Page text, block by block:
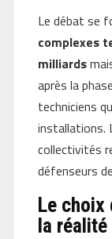
Le débat se
complexes
milliards
après la
techniciens
installations.
collectivités
défenseurs
Le choix
la